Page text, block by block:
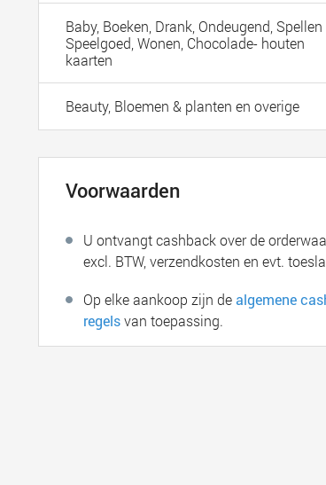
Baby, Boeken, Drank, Ondeugend, Spellen
Speelgoed, Wonen, Chocolade- houten
kaarten
Beauty, Bloemen & planten en overige
Voorwaarden
U ontvangt cashback over de
excl. BTW, verzendkosten en evt.
Op elke aankoop zijn dealgemene
regelsvan toepassing.